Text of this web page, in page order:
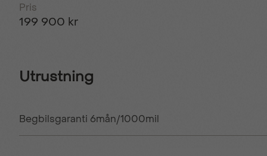
Pris
199 900 kr
Utrustning
Begbilsgaranti 6mån/1000mil